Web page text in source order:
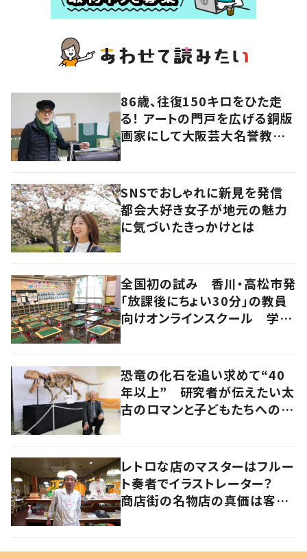
86歳、往復150キロをひた走
る！ アートの門戸を広げる銅版
画家にして大阪芸大名誉教授・
SNSでおしゃれに新見を発信
都会大好き女子が地元の魅力
に気づいたきっかけとは
全国初の試み 香川・高松市発
「放課後にちょい30分」の教員
向けオンラインスクール 学校
恐竜の化石を追い求めて“40
年以上” 研究者が伝えたい太
古のロマンと子どもたちへのメ
レトロな店のマスターはフルー
ト奏者でイラストレーター？
商店街の名物店の真価は客と